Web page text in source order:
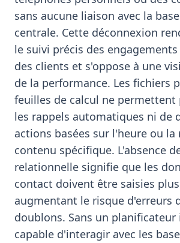
sans aucune liaison avec la
centrale. Cette déconnexion
le suivi précis des
des clients et s'oppose à une
de la performance. Les fichiers
feuilles de calcul ne permettent
les rappels automatiques ni de
actions basées sur l'heure ou
contenu spécifique. L'absence
relationnelle signifie que les
contact doivent être saisies
augmentant le risque d'erreurs
doublons. Sans un planificateur
capable d'interagir avec les